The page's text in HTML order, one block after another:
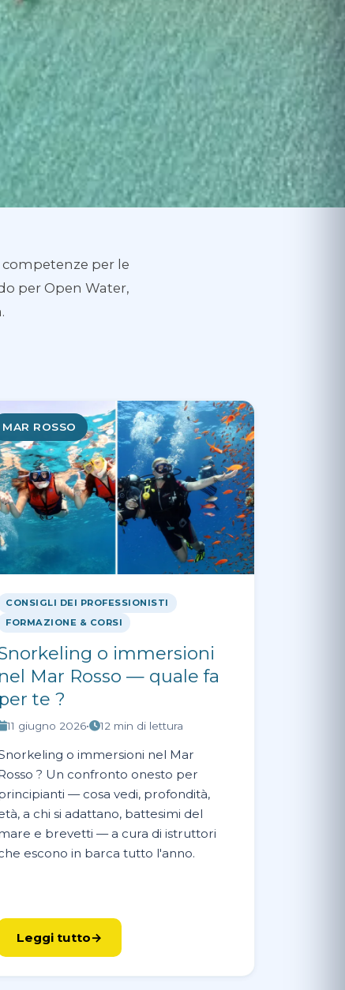
competenze per le
per Open Water,
MAR ROSSO
CONSIGLI DEI PROFESSIONISTI
FORMAZIONE & CORSI
o immersioni
nel Mar Rosso — quale fa
per te ?
11 giugno 2026• 12 min di lettura
o immersioni nel Mar
? Un confronto onesto per
— cosa vedi, profondità,
a chi si adattano, battesimi del
e brevetti — a cura di istruttori
escono in barca tutto l'anno.
Leggi tutto